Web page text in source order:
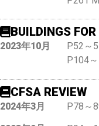
BUILDINGS
2023年10月
P52～
P104
CFSA REVIEW
2024年3月 P78～